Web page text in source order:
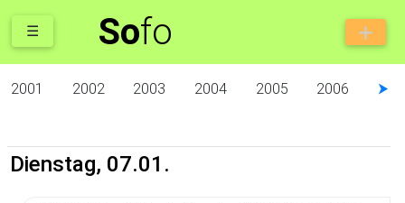
Sofo
☰
2001 2002 2003 2004 2005 2006 ⮞
Dienstag, 07.01.